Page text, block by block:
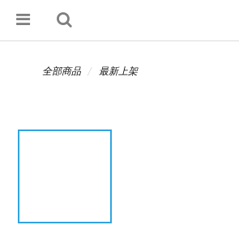
全部商品 最新上架